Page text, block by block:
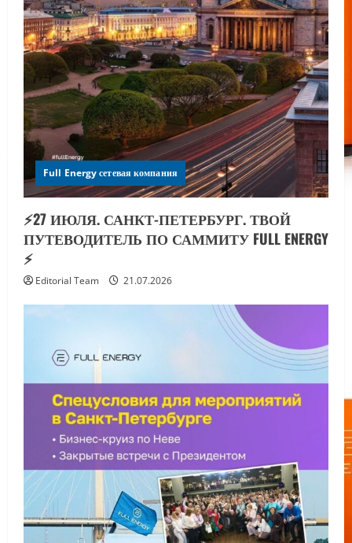
Full Energy сетевая компания
⚡️27 ИЮЛЯ. САНКТ-ПЕТЕРБУРГ. ТВОЙ
ПУТЕВОДИТЕЛЬ ПО САММИТУ FULL ENERGY
⚡️
Editorial Team 21.07.2026